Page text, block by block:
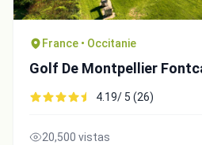
France • Occitanie
Golf De Montpellier
4.19/ 5 (26)
20,500 vistas